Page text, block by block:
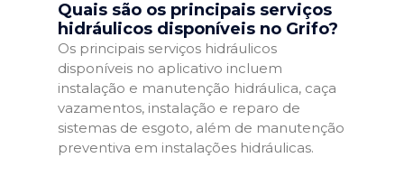
Quais são os principais serviços
hidráulicos disponíveis no Grifo?
Os principais serviços hidráulicos
disponíveis no aplicativo incluem
instalação e manutenção hidráulica, caça
vazamentos, instalação e reparo de
sistemas de esgoto, além de manutenção
preventiva em instalações hidráulicas.